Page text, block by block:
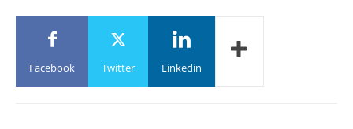
Facebook Twitter Linkedin